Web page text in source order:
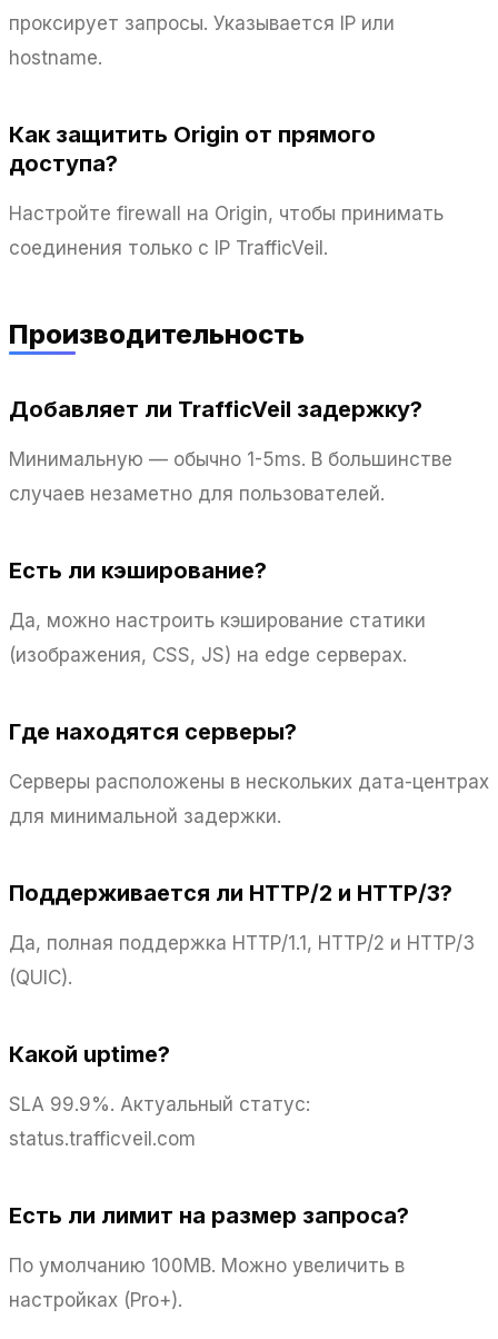
проксирует запросы. Указывается IP или
hostname.
Как защитить Origin от прямого
доступа?
Настройте firewall на Origin, чтобы принимать
соединения только с IP TrafficVeil.
Производительность
Добавляет ли TrafficVeil задержку?
Минимальную — обычно 1-5ms. В большинстве
случаев незаметно для пользователей.
Есть ли кэширование?
Да, можно настроить кэширование статики
(изображения, CSS, JS) на edge серверах.
Где находятся серверы?
Серверы расположены в нескольких дата-центрах
для минимальной задержки.
Поддерживается ли HTTP/2 и HTTP/3?
Да, полная поддержка HTTP/1.1, HTTP/2 и HTTP/3
(QUIC).
Какой uptime?
SLA 99.9%. Актуальный статус:
status.trafficveil.com
Есть ли лимит на размер запроса?
По умолчанию 100MB. Можно увеличить в
настройках (Pro+).